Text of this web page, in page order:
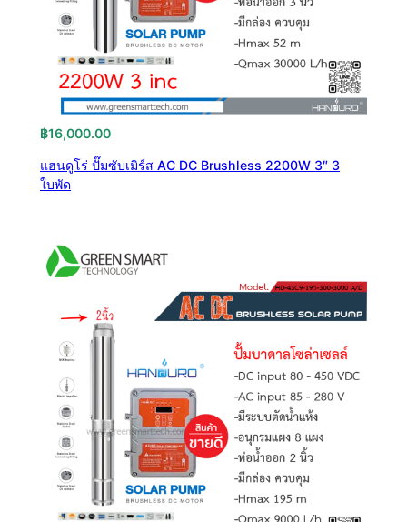
฿16,000.00
แฮนดูโร่ ปั๊มซับเมิร์ส AC DC Brushless 2200W 3″ 3
ใบพัด